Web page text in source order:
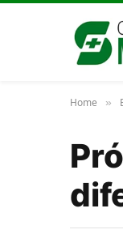
Home »